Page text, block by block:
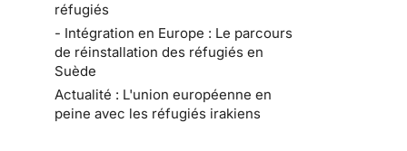
réfugiés
- Intégration en Europe : Le parcours
de réinstallation des réfugiés en
Suède
Actualité : L'union européenne en
peine avec les réfugiés irakiens